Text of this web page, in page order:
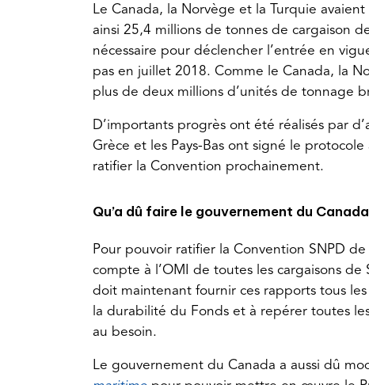
Le Canada, la Norvège et la Turquie
ainsi 25,4 millions de tonnes de cargaison
nécessaire pour déclencher l’entrée en
pas en juillet 2018. Comme le Canada, la
plus de deux millions d’unités de tonnage
D’importants progrès ont été réalisés par
Grèce et les Pays-Bas ont signé le
ratifier la Convention prochainement.
Qu’a dû faire le gouvernement du
Pour pouvoir ratifier la Convention SNPD
compte à l’OMI de toutes les cargaisons de
doit maintenant fournir ces rapports tous
la durabilité du Fonds et à repérer toutes
au besoin.
Le gouvernement du Canada a aussi dû